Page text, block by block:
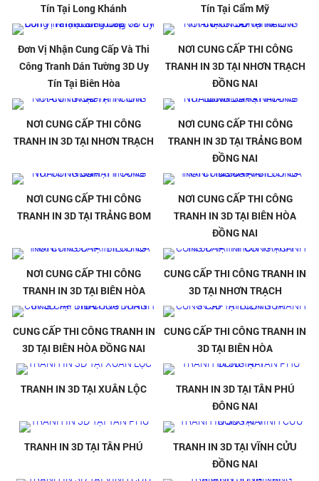
Tín Tại Long Khánh
Tín Tại Cẩm Mỹ
Đơn Vị Nhận Cung Cấp Và Thi
Công Tranh Dán Tường 3D Uy
Tín Tại Biên Hòa
NƠI CUNG CẤP THI CÔNG
TRANH IN 3D TẠI NHƠN TRẠCH
ĐỒNG NAI
NƠI CUNG CẤP THI CÔNG
TRANH IN 3D TẠI NHƠN TRẠCH
NƠI CUNG CẤP THI CÔNG
TRANH IN 3D TẠI TRẢNG BOM
ĐỒNG NAI
NƠI CUNG CẤP THI CÔNG
TRANH IN 3D TẠI TRẢNG BOM
NƠI CUNG CẤP THI CÔNG
TRANH IN 3D TẠI BIÊN HÒA
ĐỒNG NAI
NƠI CUNG CẤP THI CÔNG
TRANH IN 3D TẠI BIÊN HÒA
CUNG CẤP THI CÔNG TRANH IN
3D TẠI NHƠN TRẠCH
CUNG CẤP THI CÔNG TRANH IN
3D TẠI BIÊN HÒA ĐỒNG NAI
CUNG CẤP THI CÔNG TRANH IN
3D TẠI BIÊN HÒA
TRANH IN 3D TẠI XUÂN LỘC
TRANH IN 3D TẠI TÂN PHÚ
ĐÔNG NAI
TRANH IN 3D TẠI TÂN PHÚ
TRANH IN 3D TẠI VĨNH CỬU
ĐỒNG NAI